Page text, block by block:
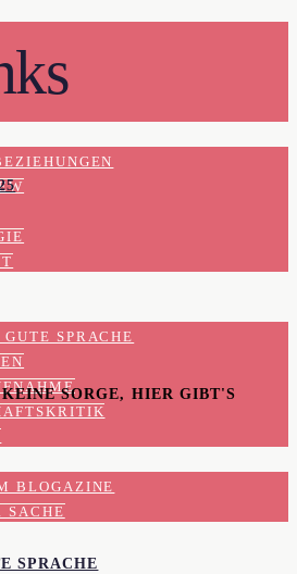
SPRACHE
BLOGAZINE
SACHE
SORGE, HIER GIBT'S
SPRACHE